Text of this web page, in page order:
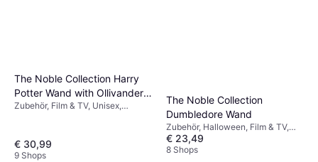
The Noble Collection Harry
Potter Wand with Ollivanders
Wand Box
Zubehör, Film & TV, Unisex,
€ 30,99
9 Shops
The Noble Collection
Dumbledore Wand
Zubehör, Halloween, Film & TV,
Unisex, Ausrüstung, Zauberer
Harry Potter
€ 23,49
8 Shops